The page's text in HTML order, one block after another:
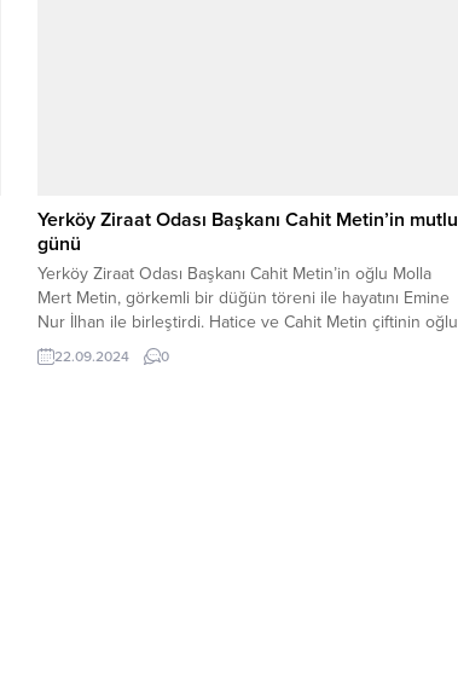
Yerköy Ziraat Odası Başkanı Cahit Metin’in mutlu
günü
Yerköy Ziraat Odası Başkanı Cahit Metin’in oğlu Molla
Mert Metin, görkemli bir düğün töreni ile hayatını Emine
Nur İlhan ile birleştirdi. Hatice ve Cahit Metin çiftinin oğlu
olan Molla Mert Metin, Zeliha ve İbrahim İlhan’ın kızı
Emine Nur İlhan ile dünya evine girdi.
22.09.2024 0